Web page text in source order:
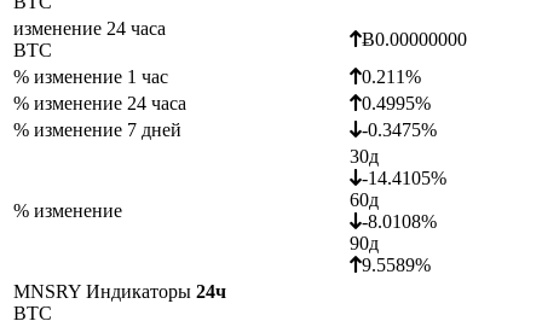
изменение 24 часа
BTC
Ƀ0.00000000
% изменение 1 час
0.211%
% изменение 24 часа
0.4995%
% изменение 7 дней
-0.3475%
% изменение
30д
-14.4105%
60д
-8.0108%
90д
9.5589%
MNSRY Индикаторы 24ч
BTC